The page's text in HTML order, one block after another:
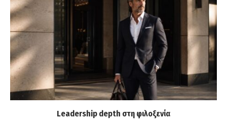
Leadership depth στη φιλοξενία